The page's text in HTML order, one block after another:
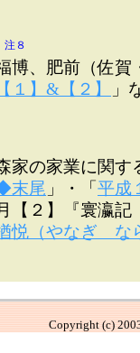
注８
博、肥前（佐賀
【１】&【２】
」
家の家業に関す
末尾 」・「 平成
【２】『寰瀛
悦（やなぎ な
Copyright (c)